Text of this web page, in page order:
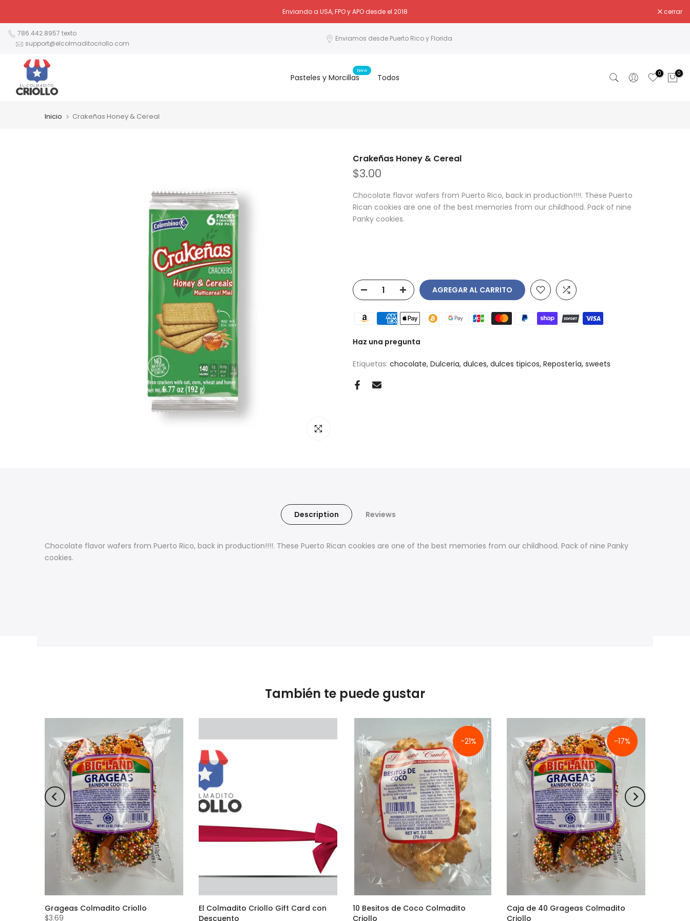
al
contenido
Enviando a USA, FPO y APO desde el 2018 cerrar
786.442.8957 texto
support@elcolmaditocriollo.com
Enviamos desde Puerto Rico y Florida
Pasteles y Morcillas
New
Todos 0 0
Inicio Crakeñas Honey & Cereal
Haz clic para ampliar
Crakeñas Honey & Cereal
$3.00
Chocolate flavor wafers from Puerto Rico, back in production!!!!. These Puerto
Rican cookies are one of the best memories from our childhood. Pack of nine
Panky cookies.
AGREGAR AL CARRITO
Haz una pregunta
Etiquetas: chocolate Dulceria dulces dulces tipicos Repostería sweets
Description Reviews
Chocolate flavor wafers from Puerto Rico, back in production!!!!. These Puerto Rican cookies are one of the best memories from our childhood. Pack of nine Panky
cookies.
También te puede gustar
Grageas Colmadito Criollo
$3.69
El Colmadito Criollo Gift Card con
Descuento
-21%
10 Besitos de Coco Colmadito
Criollo
-17%
Caja de 40 Grageas Colmadito
Criollo